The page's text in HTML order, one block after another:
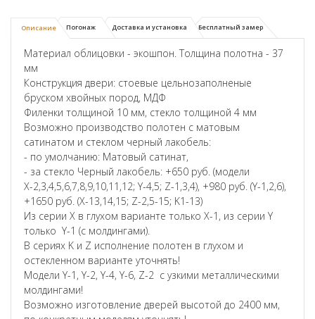
Описание Погонаж Доставка и установка Бесплатный замер
Материал облицовки - экошпон. Толщина полотна - 37
мм
Конструкция двери: стоевые цельнозаполненые
бруском хвойных пород, МДФ
Филенки толщиной 10 мм, стекло толщиной 4 мм
Возможно производство полотен с матовым
сатинатом и стеклом черный лакобель:
- по умолчанию: Матовый сатинат,
- за стекло Черный лакобель: +650 руб. (модели
Х-2,3,4,5,6,7,8,9,10,11,12; Y-4,5; Z-1,3,4), +980 руб. (Y-1,2,6),
+1650 руб. (X-13,14,15; Z-2,5-15; K1-13)
Из серии X в глухом варианте только X-1, из серии Y
только Y-1 (с молдингами).
В сериях K и Z исполнение полотен в глухом и
остекленном варианте уточнять!
Модели Y-1, Y-2, Y-4, Y-6, Z-2 с узкими металлическими
молдингами!
Возможно изготовление дверей высотой до 2400 мм,